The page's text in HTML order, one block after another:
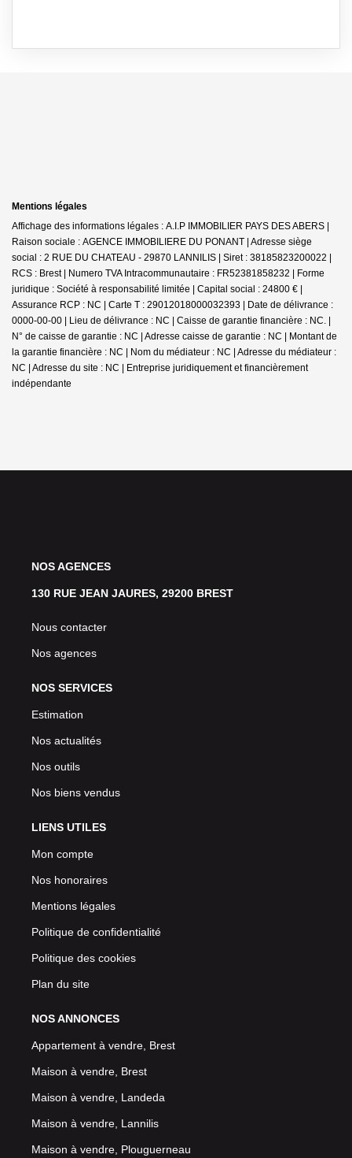
Mentions légales
Affichage des informations légales : A.I.P IMMOBILIER PAYS DES ABERS |
Raison sociale : AGENCE IMMOBILIERE DU PONANT | Adresse siège
social : 2 RUE DU CHATEAU - 29870 LANNILIS | Siret : 38185823200022 |
RCS : Brest | Numero TVA Intracommunautaire : FR52381858232 | Forme
juridique : Société à responsabilité limitée | Capital social : 24800 € |
Assurance RCP : NC | Carte T : 29012018000032393 | Date de délivrance :
0000-00-00 | Lieu de délivrance : NC | Caisse de garantie financière : NC. |
N° de caisse de garantie : NC | Adresse caisse de garantie : NC | Montant de
la garantie financière : NC | Nom du médiateur : NC | Adresse du médiateur :
NC | Adresse du site : NC | Entreprise juridiquement et financièrement
indépendante
NOS AGENCES
130 RUE JEAN JAURES, 29200 BREST
Nous contacter
Nos agences
NOS SERVICES
Estimation
Nos actualités
Nos outils
Nos biens vendus
LIENS UTILES
Mon compte
Nos honoraires
Mentions légales
Politique de confidentialité
Politique des cookies
Plan du site
NOS ANNONCES
Appartement à vendre, Brest
Maison à vendre, Brest
Maison à vendre, Landeda
Maison à vendre, Lannilis
Maison à vendre, Plouguerneau